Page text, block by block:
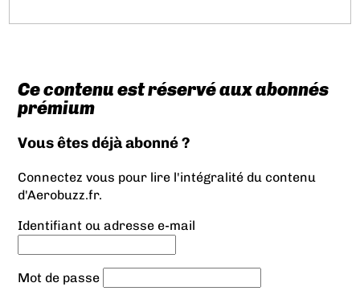
Ce contenu est réservé aux abonnés
prémium
Vous êtes déjà abonné ?
Connectez vous pour lire l'intégralité du contenu
d'Aerobuzz.fr.
Identifiant ou adresse e-mail
Mot de passe